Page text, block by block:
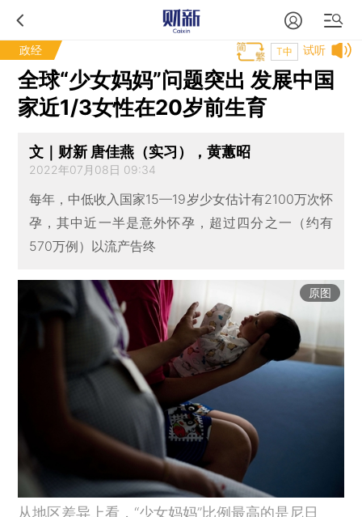
政经 试听
T中
全球“少女妈妈”问题突出 发展中国
家近1/3女性在20岁前生育
文｜财新 唐佳燕（实习），黄蕙昭
2022年07月08日 09:34
每年，中低收入国家15—19岁少女估计有2100万次怀
孕，其中近一半是意外怀孕，超过四分之一（约有
570万例）以流产告终
原图
从地区差异上看，“少女妈妈”比例最高的是尼日